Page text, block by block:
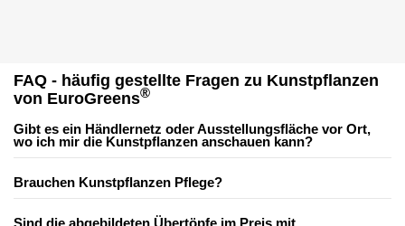
FAQ - häufig gestellte Fragen zu Kunstpflanzen
von EuroGreens®
Gibt es ein Händlernetz oder Ausstellungsfläche vor Ort,
wo ich mir die Kunstpflanzen anschauen kann?
Brauchen Kunstpflanzen Pflege?
Sind die abgebildeten Übertöpfe im Preis mit